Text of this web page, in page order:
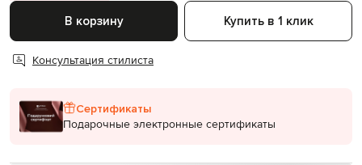
В корзину Купить в 1 клик
Консультация стилиста
Сертификаты
Подарочные электронные сертификаты